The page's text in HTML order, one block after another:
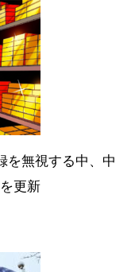
無視する中、中
更新